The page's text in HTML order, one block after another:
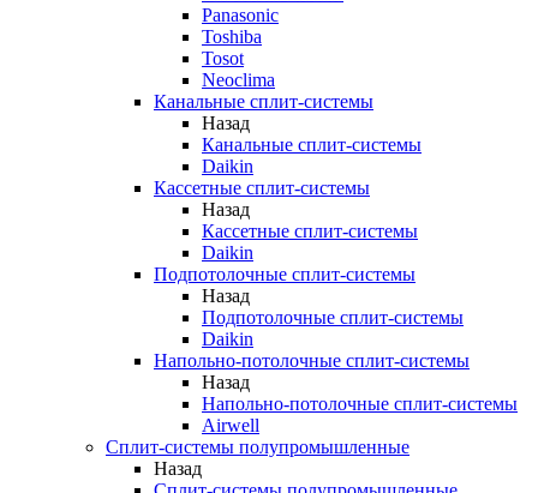
Panasonic
Toshiba
Tosot
Neoclima
Канальные сплит-системы
Назад
Канальные сплит-системы
Daikin
Кассетные сплит-системы
Назад
Кассетные сплит-системы
Daikin
Подпотолочные сплит-системы
Назад
Подпотолочные сплит-системы
Daikin
Напольно-потолочные сплит-системы
Назад
Напольно-потолочные сплит-системы
Airwell
Сплит-системы полупромышленные
Назад